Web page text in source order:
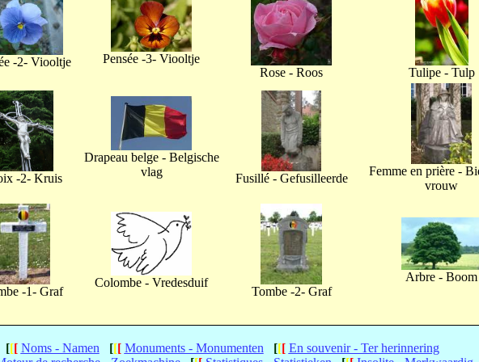
-2- Viooltje
Pensée -3- Viooltje
Rose - Roos
Tulipe - Tulp
-2- Kruis
Drapeau belge - Belgische
vlag
Fusillé - Gefusilleerde
Femme en prière -
vrouw
-1- Graf
Colombe - Vredesduif
Tombe -2- Graf
Arbre - Boom
[[[ Noms - Namen [[[ Monuments - Monumenten [[[ En souvenir - Ter herinnering